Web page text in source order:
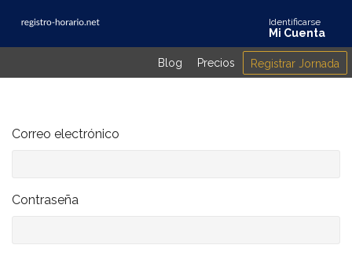
Identificarse
Mi Cuenta
Blog Precios Registrar Jornada
Correo electrónico
Contraseña